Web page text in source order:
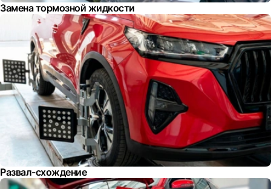
Замена тормозной жидкости
Развал-схождение